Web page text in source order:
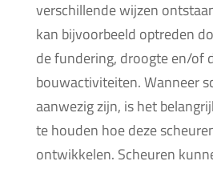
verschillende wijzen
kan bijvoorbeeld optreden
de fundering, droogte en/of
bouwactiviteiten. Wanneer
aanwezig zijn, is het
te houden hoe deze
ontwikkelen. Scheuren